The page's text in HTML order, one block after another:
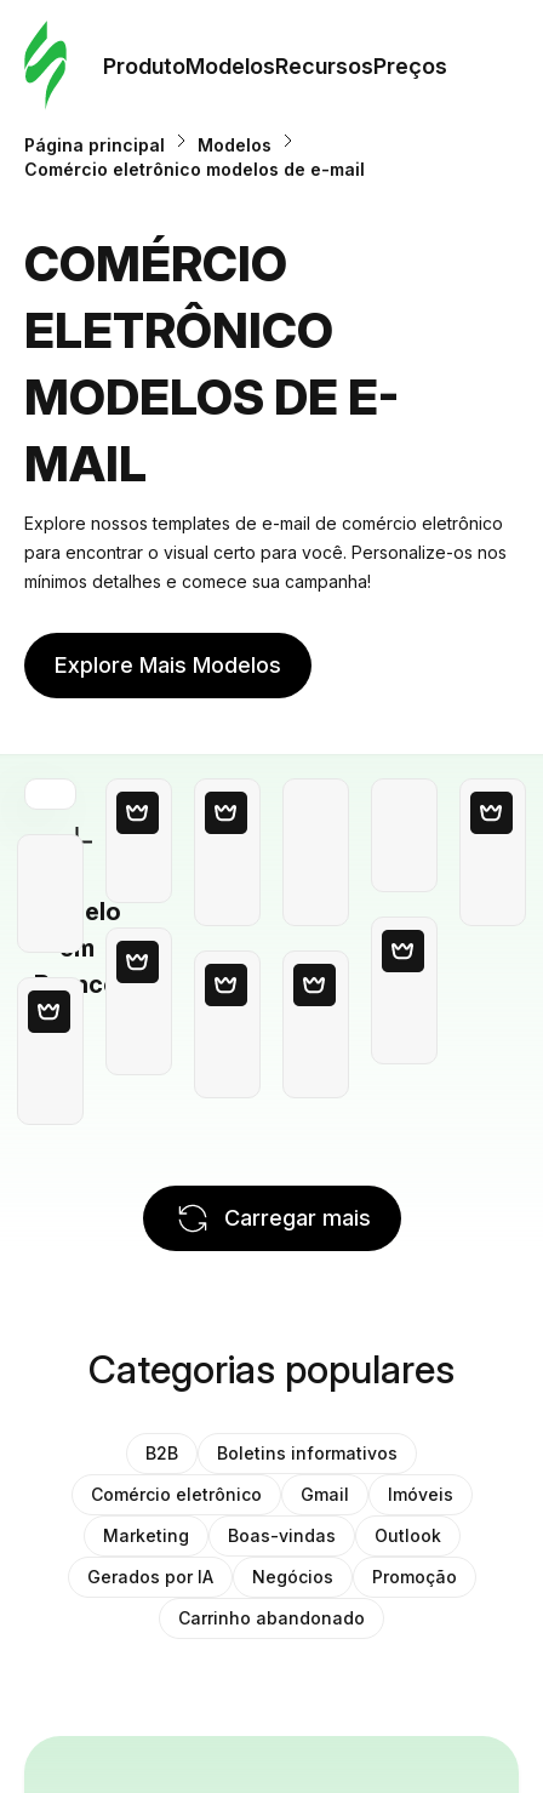
ProdutoModelosRecursosPreços
Página principal
Modelos
Comércio eletrônico modelos de e-mail
COMÉRCIO
ELETRÔNICO
MODELOS DE E-
MAIL
Explore nossos templates de e-mail de comércio eletrônico
para encontrar o visual certo para você. Personalize-os nos
mínimos detalhes e comece sua campanha!
Explore Mais Modelos
Modelo
em
Branco
Carregar mais
Categorias populares
B2B
Boletins informativos
Comércio eletrônico
Gmail
Imóveis
Marketing
Boas-vindas
Outlook
Gerados por IA
Negócios
Promoção
Carrinho abandonado